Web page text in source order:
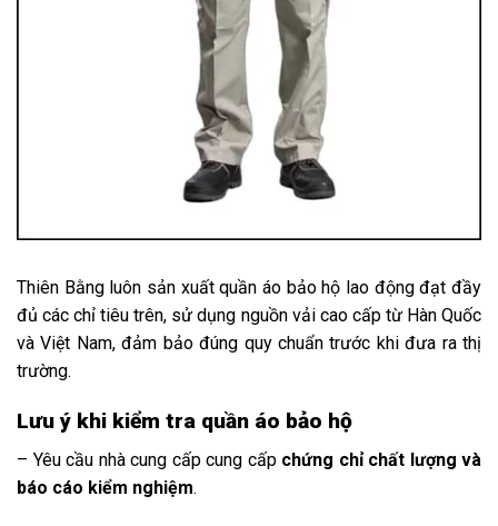
Thiên Bằng luôn sản xuất quần áo bảo hộ lao động đạt đầy
đủ các chỉ tiêu trên, sử dụng nguồn vải cao cấp từ Hàn Quốc
và Việt Nam, đảm bảo đúng quy chuẩn trước khi đưa ra thị
trường.
Lưu ý khi kiểm tra quần áo bảo hộ
– Yêu cầu nhà cung cấp cung cấp chứng chỉ chất lượng và
báo cáo kiểm nghiệm.